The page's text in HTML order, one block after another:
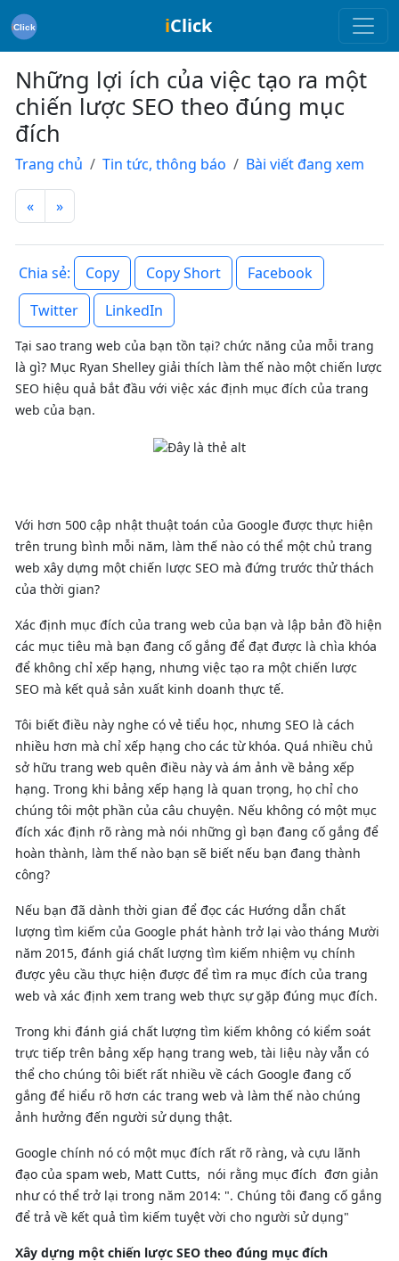
iClick
Những lợi ích của việc tạo ra một
chiến lược SEO theo đúng mục
đích
Trang chủ Tin tức, thông báo Bài viết đang xem
« »
Chia sẻ: Copy Copy Short
Facebook
Twitter
LinkedIn
Tại sao trang web của bạn tồn tại? chức năng của mỗi trang
là gì? Mục Ryan Shelley giải thích làm thế nào một chiến lược
SEO hiệu quả bắt đầu với việc xác định mục đích của trang
web của bạn.
Với hơn 500 cập nhật thuật toán của Google được thực hiện
trên trung bình mỗi năm, làm thế nào có thể một chủ trang
web xây dựng một chiến lược SEO mà đứng trước thử thách
của thời gian?
Xác định mục đích của trang web của bạn và lập bản đồ hiện
các mục tiêu mà bạn đang cố gắng để đạt được là chìa khóa
để không chỉ xếp hạng, nhưng việc tạo ra một chiến lược
SEO mà kết quả sản xuất kinh doanh thực tế.
Tôi biết điều này nghe có vẻ tiểu học, nhưng SEO là cách
nhiều hơn mà chỉ xếp hạng cho các từ khóa. Quá nhiều chủ
sở hữu trang web quên điều này và ám ảnh về bảng xếp
hạng. Trong khi bảng xếp hạng là quan trọng, họ chỉ cho
chúng tôi một phần của câu chuyện. Nếu không có một mục
đích xác định rõ ràng mà nói những gì bạn đang cố gắng để
hoàn thành, làm thế nào bạn sẽ biết nếu bạn đang thành
công?
Nếu bạn đã dành thời gian để đọc các Hướng dẫn chất
lượng tìm kiếm của Google phát hành trở lại vào tháng Mười
năm 2015, đánh giá chất lượng tìm kiếm nhiệm vụ chính
được yêu cầu thực hiện được để tìm ra mục đích của trang
web và xác định xem trang web thực sự gặp đúng mục đích.
Trong khi đánh giá chất lượng tìm kiếm không có kiểm soát
trực tiếp trên bảng xếp hạng trang web, tài liệu này vẫn có
thể cho chúng tôi biết rất nhiều về cách Google đang cố
gắng để hiểu rõ hơn các trang web và làm thế nào chúng
ảnh hưởng đến người sử dụng thật.
Google chính nó có một mục đích rất rõ ràng, và cựu lãnh
đạo của spam web, Matt Cutts, nói rằng mục đích đơn giản
như có thể trở lại trong năm 2014: ". Chúng tôi đang cố gắng
để trả về kết quả tìm kiếm tuyệt vời cho người sử dụng"
Xây dựng một chiến lược SEO theo đúng mục đích